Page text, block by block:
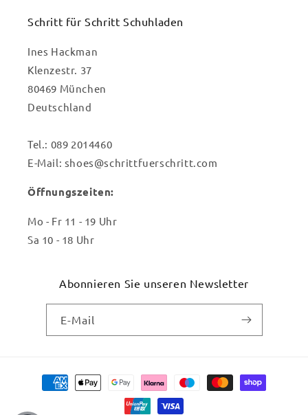
Schritt für Schritt Schuhladen
Ines Hackman
Klenzestr. 37
80469 München
Deutschland
Tel.: 089 2014460
E-Mail: shoes@schrittfuerschritt.com
Öffnungszeiten:
Mo - Fr 11 - 19 Uhr
Sa 10 - 18 Uhr
Abonnieren Sie unseren Newsletter
E-Mail
Zahlungsmethoden